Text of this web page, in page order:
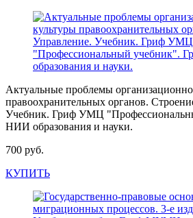
Актуальные проблемы
правоохранительных органов.
Учебник. Гриф УМЦ
НИИ образования и науки.
700 руб.
КУПИТЬ